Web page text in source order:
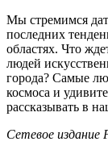
Мы стремимся
последних
областях. Что
людей
города? Самые
космоса и
рассказывать в
Сетевое издание